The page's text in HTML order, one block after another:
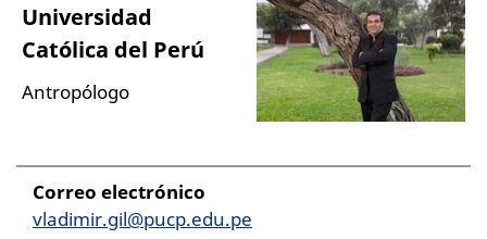
Universidad
Católica del Perú
Antropólogo
Correo electrónico
vladimir.gil@pucp.edu.pe